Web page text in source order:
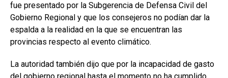
fue presentado por la Subgerencia de Defensa Civil del
Gobierno Regional y que los consejeros no podían dar la
espalda a la realidad en la que se encuentran las
provincias respecto al evento climático.
La autoridad también dijo que por la incapacidad de gasto